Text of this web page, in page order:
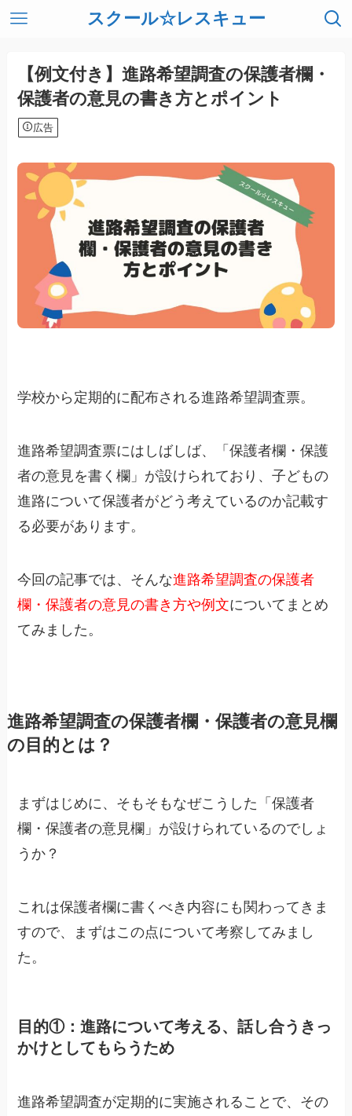
スクール☆レスキュー
【例文付き】進路希望調査の保護者欄・
保護者の意見の書き方とポイント
広告
学校から定期的に配布される進路希望調査票。
進路希望調査票にはしばしば、「保護者欄・保護
者の意見を書く欄」が設けられており、子どもの
進路について保護者がどう考えているのか記載す
る必要があります。
今回の記事では、そんな進路希望調査の保護者
欄・保護者の意見の書き方や例文についてまとめ
てみました。
進路希望調査の保護者欄・保護者の意見欄
の目的とは？
まずはじめに、そもそもなぜこうした「保護者
欄・保護者の意見欄」が設けられているのでしょ
うか？
これは保護者欄に書くべき内容にも関わってきま
すので、まずはこの点について考察してみまし
た。
目的①：進路について考える、話し合うきっ
かけとしてもらうため
進路希望調査が定期的に実施されることで、その